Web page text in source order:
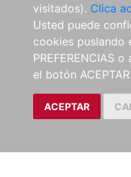
visitados). Clica
Usted puede
cookies puslando
PREFERENCIAS
el botón ACEPTAR.
ACEPTAR